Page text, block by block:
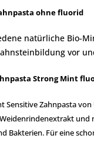
ohne fluorid
natürliche Bio-
vor
Strong Mint
Sensitive Zahnpasta
Bakterien. Für eine